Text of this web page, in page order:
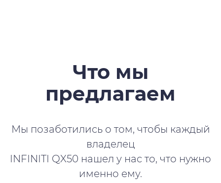
Что мы
предлагаем
Мы позаботились о том, чтобы каждый
владелец
INFINITI QX50 нашел у нас то, что нужно
именно ему.